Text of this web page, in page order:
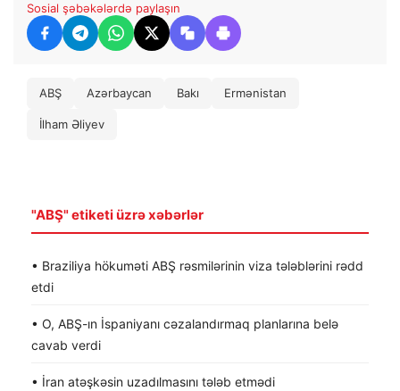
Sosial şəbəkələrdə paylaşın
ABŞ Azərbaycan Bakı Ermənistan
İlham Əliyev
"ABŞ" etiketi üzrə xəbərlər
• Braziliya hökuməti ABŞ rəsmilərinin viza tələblərini rədd
etdi
• O, ABŞ-ın İspaniyanı cəzalandırmaq planlarına belə
cavab verdi
• İran atəşkəsin uzadılmasını tələb etmədi